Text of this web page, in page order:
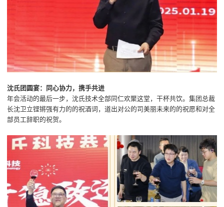
沈氏团圆宴：同心协力，携手共进
年会活动的最后一步，沈氏技术全部同仁欢聚这堂，干杯共饮。集团总裁
长沈卫立铿锵强有力的的祝酒词，道出对公的司美丽未来的的祝愿和对全
部员工辞职的祝贺。